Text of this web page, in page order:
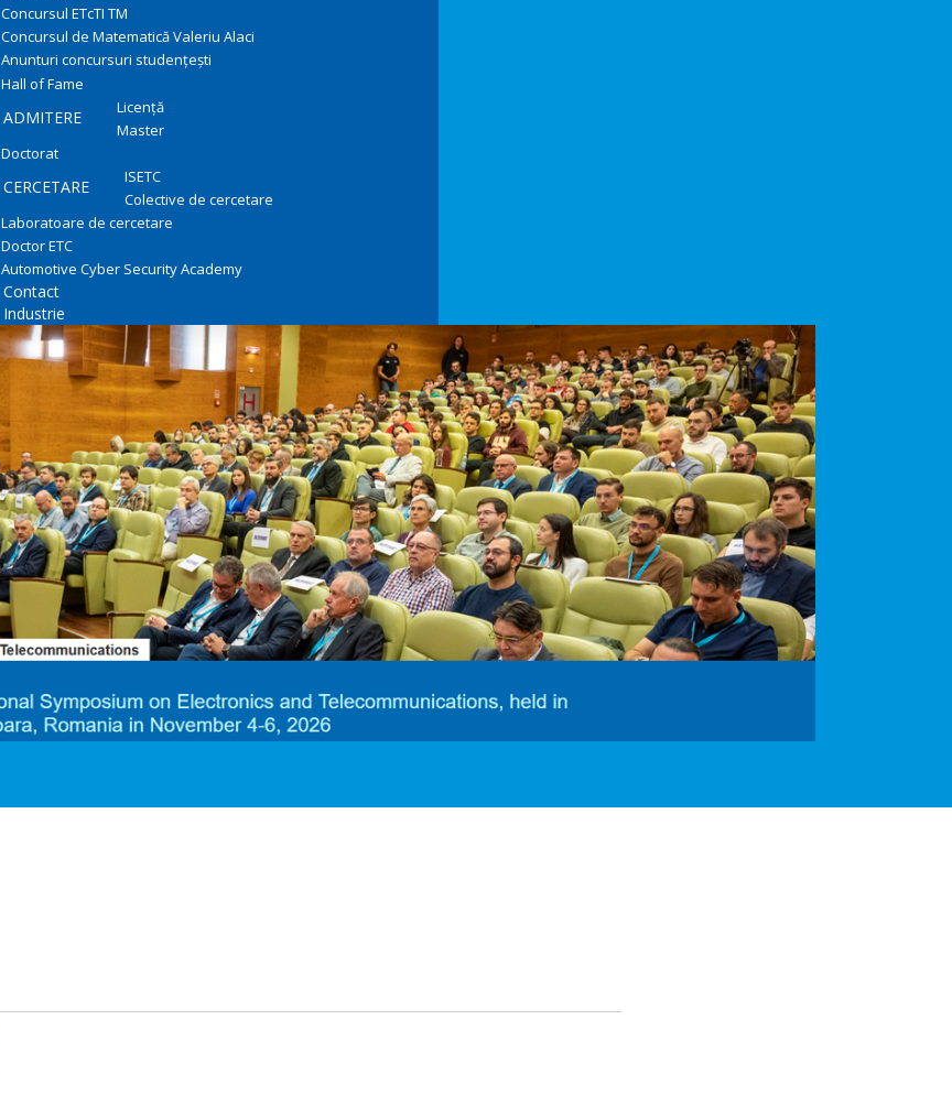
Concursul ETcTI TM
Concursul de Matematică Valeriu Alaci
Anunturi concursuri studențești
Hall of Fame
ADMITERE
Licență
Master
Doctorat
CERCETARE
ISETC
Colective de cercetare
Laboratoare de cercetare
Doctor ETC
Automotive Cyber Security Academy
Contact
Industrie